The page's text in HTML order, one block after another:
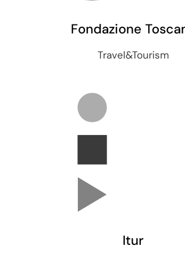
Fondazione
Travel&Tourism
Itur